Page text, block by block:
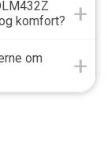
komfort?
om